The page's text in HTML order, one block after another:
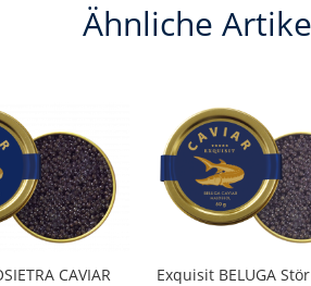
Ähnliche
CAVIAR
Exquisit BELUGA Stör